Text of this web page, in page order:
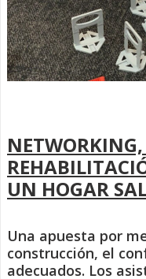
UN HOGAR
Una apuesta por
construcción, el
adecuados. Los